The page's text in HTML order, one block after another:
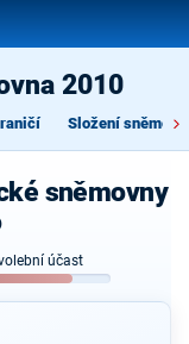
2010
Složení
sněmovny
účast